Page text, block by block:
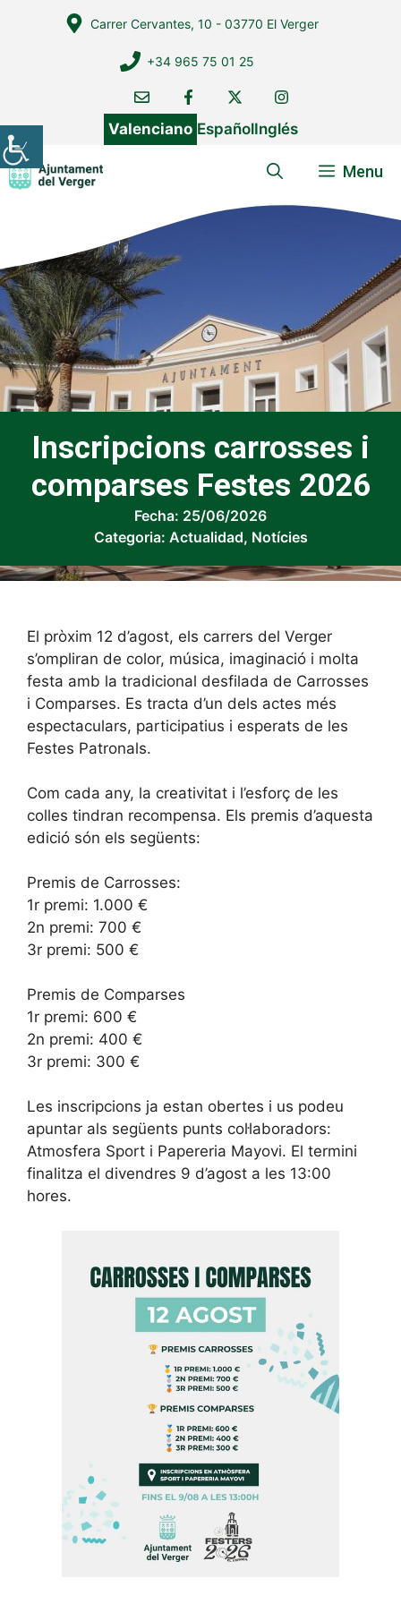
Carrer Cervantes, 10 - 03770 El Verger
+34 965 75 01 25
Valenciano EspañolInglés
Menu
Inscripcions carrosses i
comparses Festes 2026
Fecha: 25/06/2026
Categoria: Actualidad, Notícies
El pròxim 12 d’agost, els carrers del Verger
s’ompliran de color, música, imaginació i molta
festa amb la tradicional desfilada de Carrosses
i Comparses. Es tracta d’un dels actes més
espectaculars, participatius i esperats de les
Festes Patronals.
Com cada any, la creativitat i l’esforç de les
colles tindran recompensa. Els premis d’aquesta
edició són els següents:
Premis de Carrosses:
1r premi: 1.000 €
2n premi: 700 €
3r premi: 500 €
Premis de Comparses
1r premi: 600 €
2n premi: 400 €
3r premi: 300 €
Les inscripcions ja estan obertes i us podeu
apuntar als següents punts col·laboradors:
Atmosfera Sport i Papereria Mayovi. El termini
finalitza el divendres 9 d’agost a les 13:00
hores.